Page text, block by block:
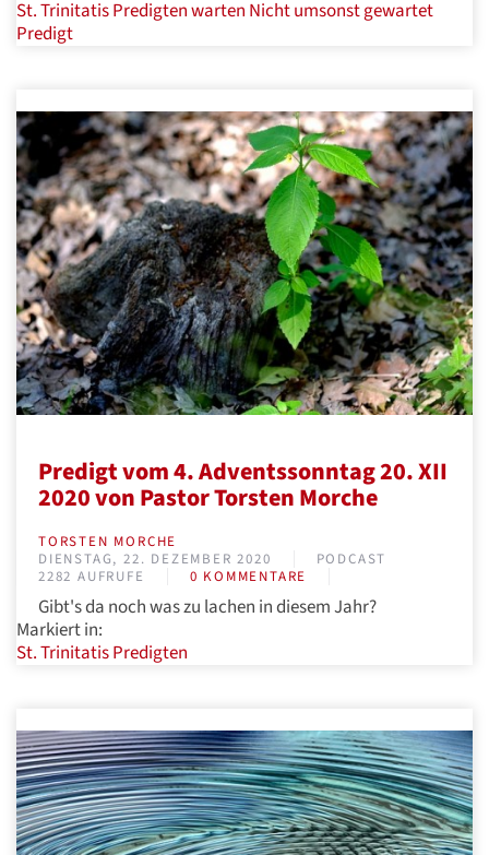
St. TrinitatisPredigtenwarten ​ Nicht umsonst gewartet
Predigt
Predigt vom 4. Adventssonntag 20. XII
2020 von Pastor Torsten Morche
TORSTEN MORCHE
DIENSTAG, 22. DEZEMBER 2020
PODCAST
2282 AUFRUFE
0 KOMMENTARE
Gibt's da noch was zu lachen in diesem Jahr?
Markiert in:
St. TrinitatisPredigten